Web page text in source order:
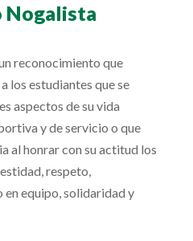
reconocimiento que
los estudiantes que se
aspectos de su vida
y de servicio o que
al honrar con su actitud los
respeto,
equipo, solidaridad y